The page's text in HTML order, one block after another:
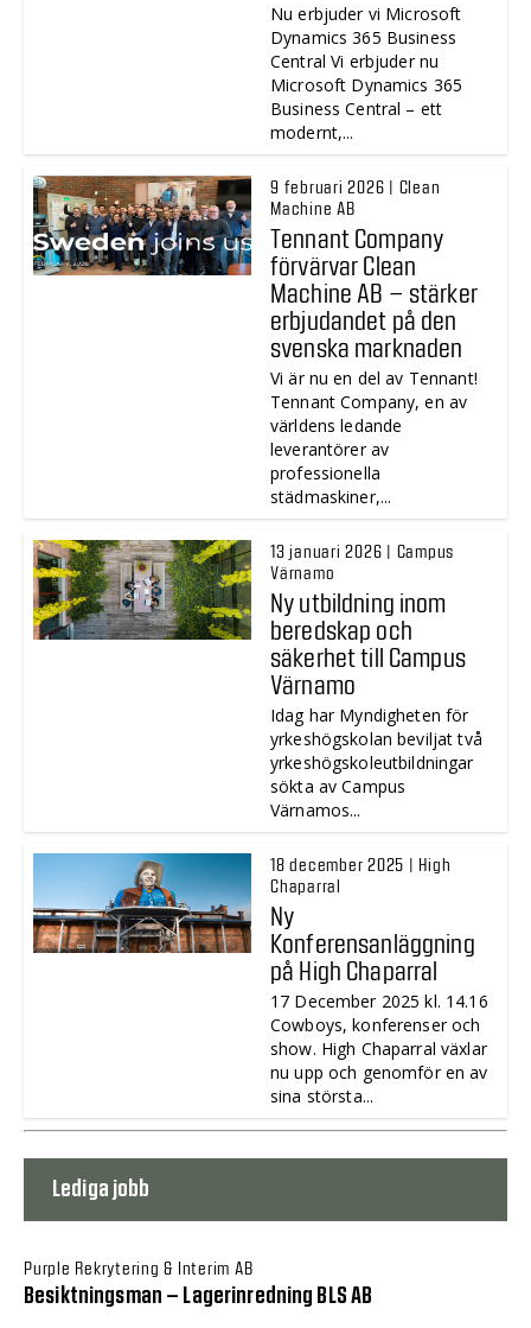
Nu erbjuder vi Microsoft
Dynamics 365 Business
Central Vi erbjuder nu
Microsoft Dynamics 365
Business Central – ett
modernt,...
9 februari 2026 | Clean
Machine AB
Tennant Company
förvärvar Clean
Machine AB – stärker
erbjudandet på den
svenska marknaden
Vi är nu en del av Tennant!
Tennant Company, en av
världens ledande
leverantörer av
professionella
städmaskiner,...
13 januari 2026 | Campus
Värnamo
Ny utbildning inom
beredskap och
säkerhet till Campus
Värnamo
Idag har Myndigheten för
yrkeshögskolan beviljat två
yrkeshögskoleutbildningar
sökta av Campus
Värnamos...
18 december 2025 | High
Chaparral
Ny
Konferensanläggning
på High Chaparral
17 December 2025 kl. 14.16
Cowboys, konferenser och
show. High Chaparral växlar
nu upp och genomför en av
sina största...
Lediga jobb
Purple Rekrytering & Interim AB
Besiktningsman – Lagerinredning BLS AB